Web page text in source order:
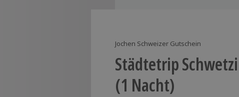
Jochen Schweizer Gutschein
Städtetrip
(1 Nacht)